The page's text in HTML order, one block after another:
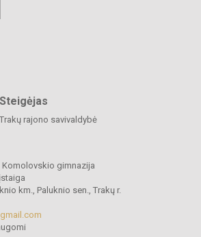
Steigėjas
Trakų rajono savivaldybė
Komolovskio gimnazija
km., Paluknio sen., Trakų r.